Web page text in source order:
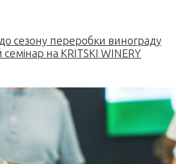
сезону переробки винограду
на KRITSKI WINERY